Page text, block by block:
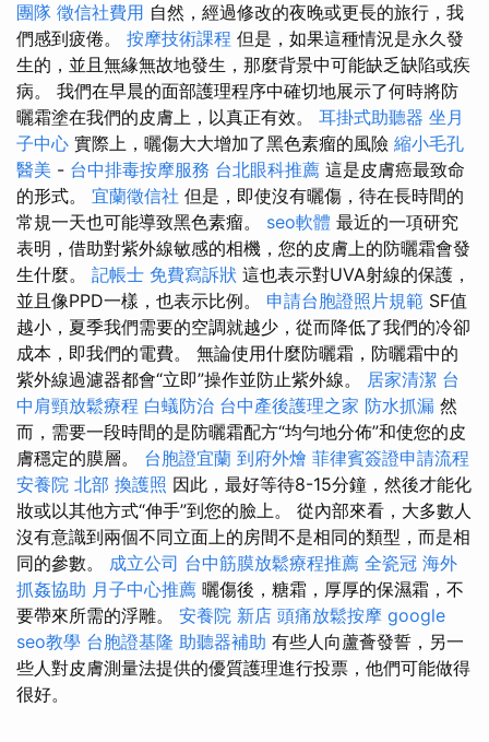
團隊 徵信社費用 自然，經過修改的夜晚或更長的旅行，我
們感到疲倦。 按摩技術課程 但是，如果這種情況是永久發
生的，並且無緣無故地發生，那麼背景中可能缺乏缺陷或疾
病。 我們在早晨的面部護理程序中確切地展示了何時將防
曬霜塗在我們的皮膚上，以真正有效。 耳掛式助聽器 坐月
子中心 實際上，曬傷大大增加了黑色素瘤的風險 縮小毛孔
醫美 - 台中排毒按摩服務 台北眼科推薦 這是皮膚癌最致命
的形式。 宜蘭徵信社 但是，即使沒有曬傷，待在長時間的
常規一天也可能導致黑色素瘤。 seo軟體 最近的一項研究
表明，借助對紫外線敏感的相機，您的皮膚上的防曬霜會發
生什麼。 記帳士 免費寫訴狀 這也表示對UVA射線的保護，
並且像PPD一樣，也表示比例。 申請台胞證照片規範 SF值
越小，夏季我們需要的空調就越少，從而降低了我們的冷卻
成本，即我們的電費。 無論使用什麼防曬霜，防曬霜中的
紫外線過濾器都會“立即”操作並防止紫外線。 居家清潔 台
中肩頸放鬆療程 白蟻防治 台中產後護理之家 防水抓漏 然
而，需要一段時間的是防曬霜配方“均勻地分佈”和使您的皮
膚穩定的膜層。 台胞證宜蘭 到府外燴 菲律賓簽證申請流程
安養院 北部 換護照 因此，最好等待8-15分鐘，然後才能化
妝或以其他方式“伸手”到您的臉上。 從內部來看，大多數人
沒有意識到兩個不同立面上的房間不是相同的類型，而是相
同的參數。 成立公司 台中筋膜放鬆療程推薦 全瓷冠 海外
抓姦協助 月子中心推薦 曬傷後，糖霜，厚厚的保濕霜，不
要帶來所需的浮雕。 安養院 新店 頭痛放鬆按摩 google
seo教學 台胞證基隆 助聽器補助 有些人向蘆薈發誓，另一
些人對皮膚測量法提供的優質護理進行投票，他們可能做得
很好。